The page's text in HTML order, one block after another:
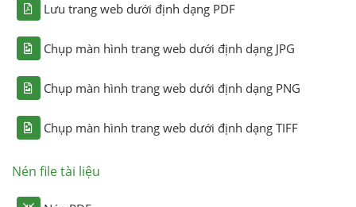
Lưu trang web dưới định dạng PDF
Chụp màn hình trang web dưới định dạng JPG
Chụp màn hình trang web dưới định dạng PNG
Chụp màn hình trang web dưới định dạng TIFF
Nén file tài liệu